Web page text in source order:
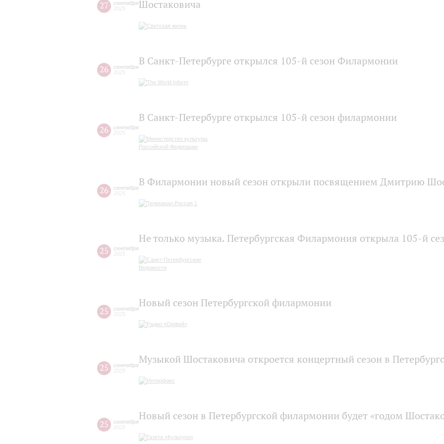
27
сентября
2025
Шостаковича
26
сентября
2025
В Санкт-Петербурге открылся 105-й сезон Филармонии
26
сентября
2025
В Санкт-Петербурге открылся 105-й сезон филармонии
26
сентября
2025
В Филармонии новый сезон открыли посвящением Дмитрию
25
сентября
2025
Не только музыка. Петербургская Филармония открыла 105‑й
25
сентября
2025
Новый сезон Петербургской филармонии
25
сентября
2025
Музыкой Шостаковича откроется концертный сезон в
25
сентября
2025
Новый сезон в Петербургской филармонии будет «годом